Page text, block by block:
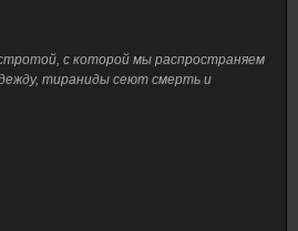
с которой мы распространяем
тираниды сеют смерть и